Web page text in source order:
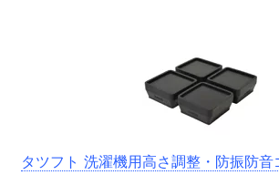
タツフト 洗濯機用高さ調整・防振防音